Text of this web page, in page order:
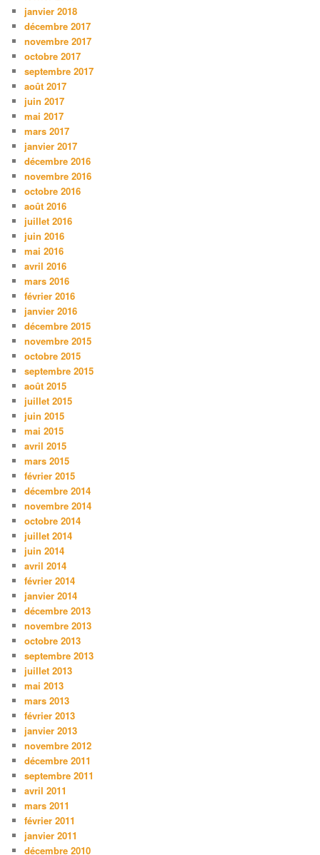
janvier 2018
décembre 2017
novembre 2017
octobre 2017
septembre 2017
août 2017
juin 2017
mai 2017
mars 2017
janvier 2017
décembre 2016
novembre 2016
octobre 2016
août 2016
juillet 2016
juin 2016
mai 2016
avril 2016
mars 2016
février 2016
janvier 2016
décembre 2015
novembre 2015
octobre 2015
septembre 2015
août 2015
juillet 2015
juin 2015
mai 2015
avril 2015
mars 2015
février 2015
décembre 2014
novembre 2014
octobre 2014
juillet 2014
juin 2014
avril 2014
février 2014
janvier 2014
décembre 2013
novembre 2013
octobre 2013
septembre 2013
juillet 2013
mai 2013
mars 2013
février 2013
janvier 2013
novembre 2012
décembre 2011
septembre 2011
avril 2011
mars 2011
février 2011
janvier 2011
décembre 2010